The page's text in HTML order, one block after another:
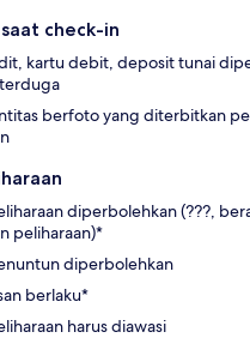
check-in
kartu debit, deposit tunai
berfoto yang diterbitkan
diperbolehkan (???,
peliharaan)*
diperbolehkan
berlaku*
harus diawasi